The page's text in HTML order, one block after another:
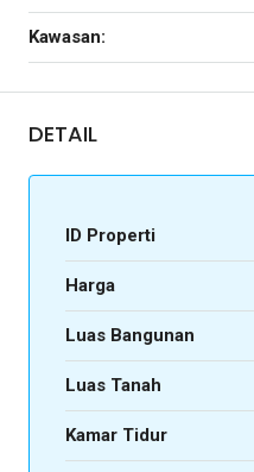
Kawasan:
DETAIL
ID Properti
Harga
Luas Bangunan
Luas Tanah
Kamar Tidur